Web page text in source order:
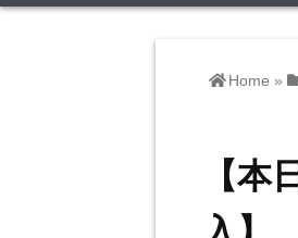
Home »
【